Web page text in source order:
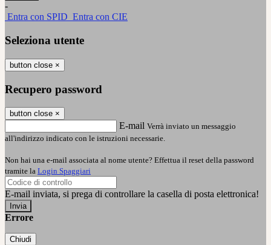
-
Entra con SPID Entra con CIE
Seleziona utente
button close ×
Recupero password
button close ×
E-mail Verrà inviato un messaggio
all'indirizzo indicato con le istruzioni necessarie.
Non hai una e-mail associata al nome utente? Effettua il reset della password
tramite la Login Spaggiari
E-mail inviata, si prega di controllare la casella di posta elettronica!
Errore
Chiudi